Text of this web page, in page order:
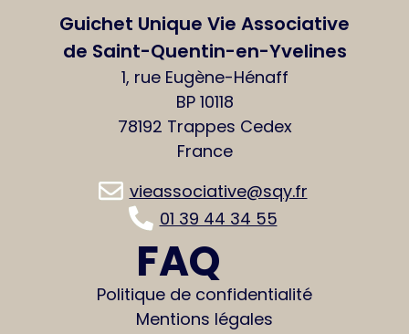
Guichet Unique Vie Associative
de Saint-Quentin-en-Yvelines
1, rue Eugène-Hénaff
BP 10118
78192 Trappes Cedex
France
vieassociative@sqy.fr
01 39 44 34 55
FAQ
Politique de confidentialité
Mentions légales